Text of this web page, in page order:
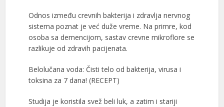
Odnos između crevnih bakterija i zdravlja nervnog
sistema poznat je već duže vreme. Na primre, kod
osoba sa demencijom, sastav crevne mikroflore se
razlikuje od zdravih pacijenata.
Belolučana voda: Čisti telo od bakterija, virusa i
toksina za 7 dana! (RECEPT)
Studija je koristila svež beli luk, a zatim i stariji